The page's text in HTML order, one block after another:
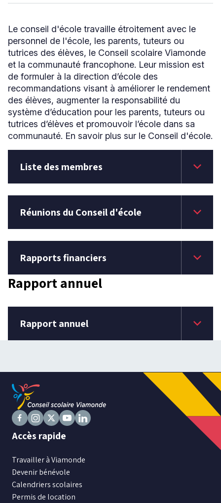
Niveau
Tous
Élémentaire
Secondaire
RECHERCHER
Le conseil d'école travaille étroitement avec le
personnel de l'école, les parents, tuteurs ou
tutrices des élèves, le Conseil scolaire Viamonde
et la communauté francophone. Leur mission est
de formuler à la direction d’école des
recommandations visant à améliorer le rendement
des élèves, augmenter la responsabilité du
système d’éducation pour les parents, tuteurs ou
tutrices d’élèves et promouvoir l’école dans sa
communauté. En savoir plus sur le Conseil d'école.
Liste des membres keyboard_arrow_down
Réunions du Conseil d'école keyboard_arrow_down
Rapports financiers keyboard_arrow_down
Rapport annuel
Rapport annuel keyboard_arrow_down
Suivez
sur
Facebook
Suivez
sur
Instagram
Suivez
nous
sur
X
Suivez
Youtube
sur
Accès rapide
Travailler à Viamonde
Devenir bénévole
Calendriers scolaires
Permis de location